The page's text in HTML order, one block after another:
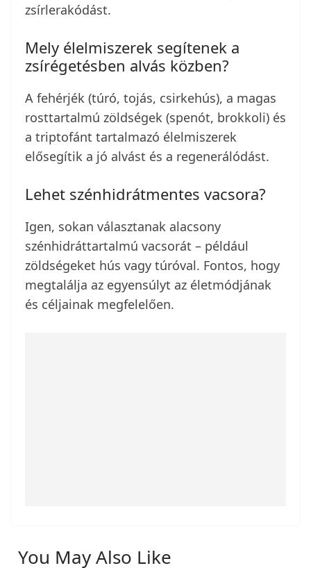
zsírlerakódást.
Mely élelmiszerek segítenek a
zsírégetésben alvás közben?
A fehérjék (túró, tojás, csirkehús), a magas
rosttartalmú zöldségek (spenót, brokkoli) és
a triptofánt tartalmazó élelmiszerek
elősegítik a jó alvást és a regenerálódást.
Lehet szénhidrátmentes vacsora?
Igen, sokan választanak alacsony
szénhidráttartalmú vacsorát – például
zöldségeket hús vagy túróval. Fontos, hogy
megtalálja az egyensúlyt az életmódjának
és céljainak megfelelően.
You May Also Like